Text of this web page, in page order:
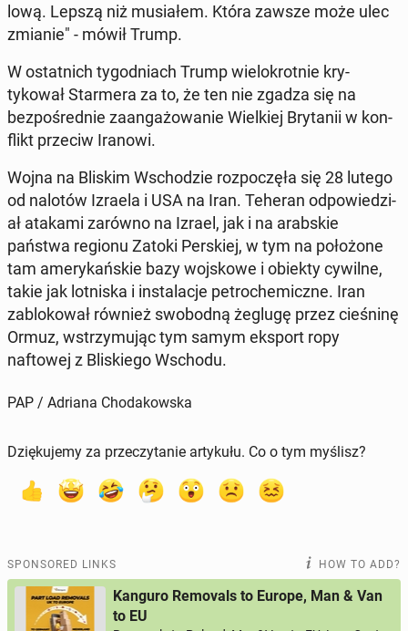
lową. Lepszą niż mu­si­ałem. Która zawsze może ulec
zmianie" - mówił Trump.
W os­tat­nich ty­god­ni­ach Trump wielokrot­nie kry­
tykował Starmera za to, że ten nie zgadza się na
bezpośred­nie zaan­gażowanie Wielkiej Bry­tanii w kon­
flikt przeciw Iranowi.
Wojna na Bliskim Wschodzie rozpoczęła się 28 lutego
od nalotów Izraela i USA na Iran. Teheran odpowiedzi­
ał atakami zarówno na Izrael, jak i na arab­skie
państwa regionu Zatoki Per­skiej, w tym na położone
tam amerykańskie bazy wo­jskowe i obiekty cywilne,
takie jak lot­niska i in­sta­lac­je petro­chemiczne. Iran
zablokował również swo­bod­ną żeglugę przez cieśn­inę
Ormuz, wstrzy­mu­jąc tym samym eksport ropy
naftowej z Bliskiego Wschodu.
PAP / Adriana Chodakowska
Dziękujemy za przeczytanie artykułu. Co o tym myślisz?
SPONSORED LINKS HOW TO ADD?
Kanguro Removals to Europe, Man & Van
to EU